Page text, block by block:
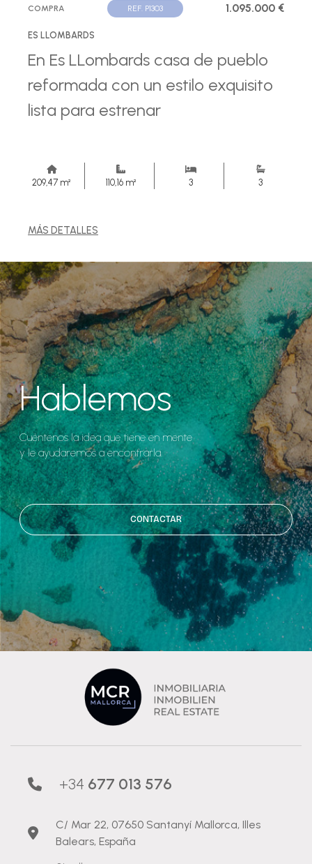
COMPRA REF. P1303 1.095.000 €
ES LLOMBARDS
En Es LLombards casa de pueblo
reformada con un estilo exquisito
lista para estrenar
209,47 m² 110,16 m² 3 3
MÁS DETALLES
Hablemos
Cuéntenos la idea que tiene en mente
y le ayudaremos a encontrarla.
CONTACTAR
+34 677 013 576
C/ Mar 22, 07650 Santanyí Mallorca, Illes
Balears, España